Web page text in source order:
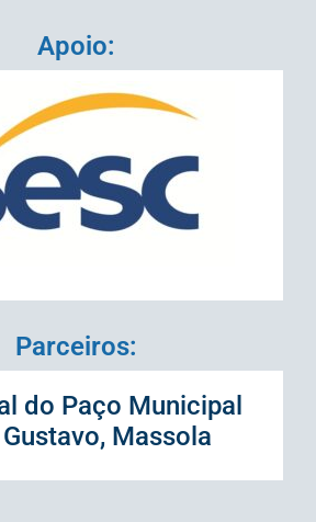
Apoio:
Parceiros:
do Paço Municipal
Massola